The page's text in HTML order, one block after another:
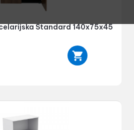
Standard 140x75x45